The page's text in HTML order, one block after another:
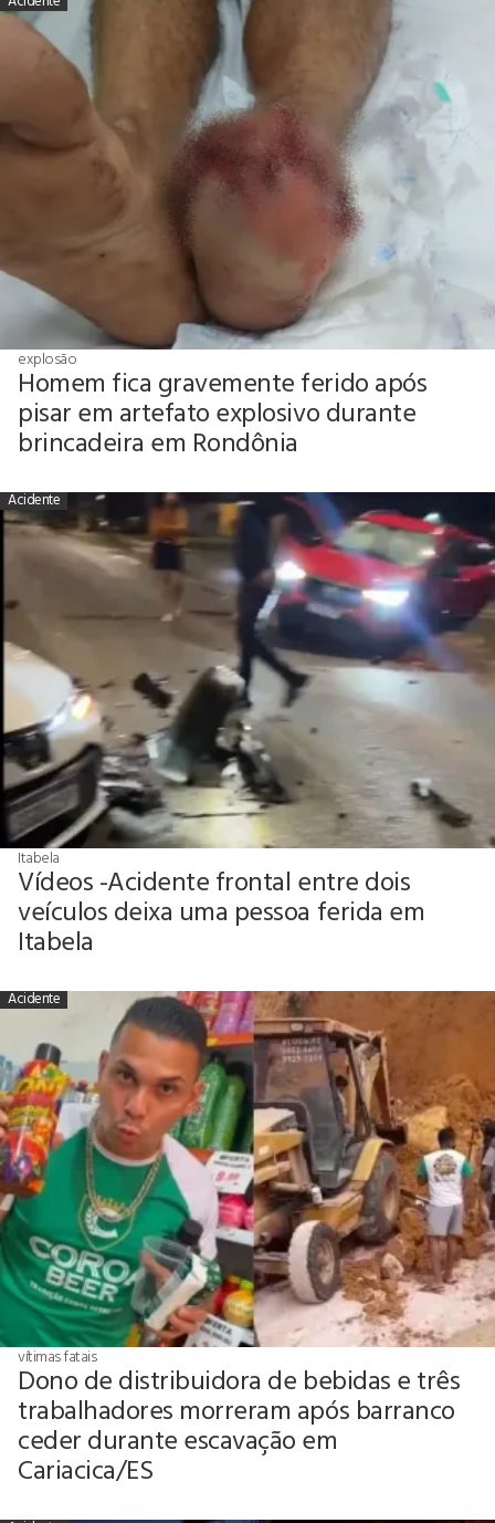
explosão
Homem fica gravemente ferido após
pisar em artefato explosivo durante
brincadeira em Rondônia
Acidente
Itabela
Vídeos -Acidente frontal entre dois
veículos deixa uma pessoa ferida em
Itabela
Acidente
vítimas fatais
Dono de distribuidora de bebidas e três
trabalhadores morreram após barranco
ceder durante escavação em
Cariacica/ES